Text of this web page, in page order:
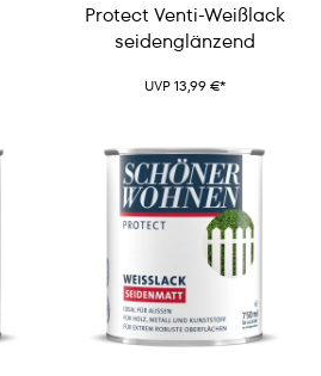
Protect Venti-Weißlack
seidenglänzend
UVP 13,99 €*